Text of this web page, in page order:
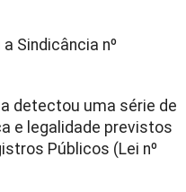
Sindicância nº
detectou uma série de
e legalidade previstos
Públicos (Lei nº